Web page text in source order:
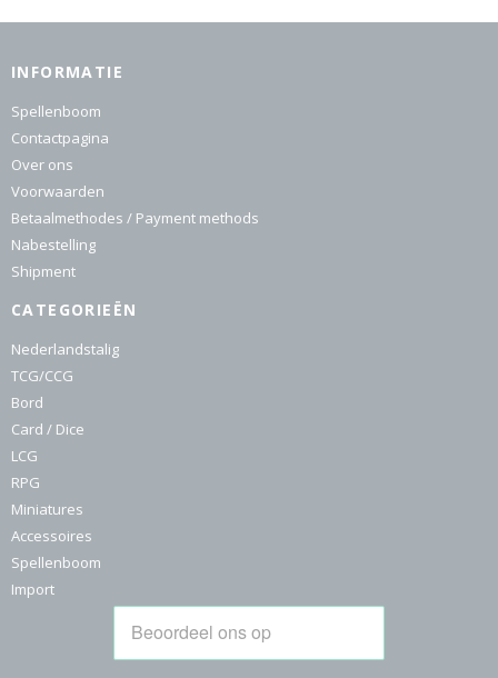
INFORMATIE
Spellenboom
Contactpagina
Over ons
Voorwaarden
Betaalmethodes / Payment methods
Nabestelling
Shipment
CATEGORIEËN
Nederlandstalig
TCG/CCG
Bord
Card / Dice
LCG
RPG
Miniatures
Accessoires
Spellenboom
Import